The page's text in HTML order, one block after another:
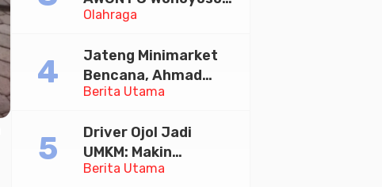
Olahraga
Juara Bhayangkara
Berita Utama
Jateng Minimarket
Bencana, Ahmad
Luthfi Minta PMI Jadi
Berita Utama
Driver Ojol Jadi
UMKM: Makin
Sejahtera atau